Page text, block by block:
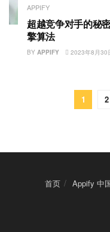
APPIFY
超越竞争对手的秘
擎算法
BY APPIFY 2023年8月30
1 2
首页 Appify 中